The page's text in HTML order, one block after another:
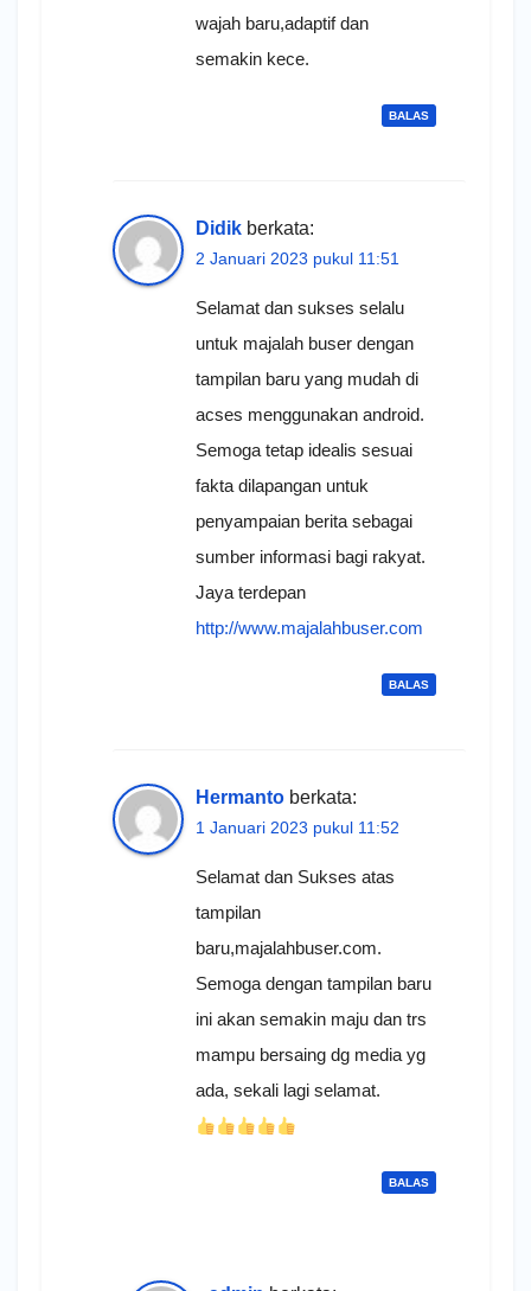
wajah baru,adaptif dan
semakin kece.
BALAS
Didik berkata:
2 Januari 2023 pukul 11:51
Selamat dan sukses selalu
untuk majalah buser dengan
tampilan baru yang mudah di
acses menggunakan android.
Semoga tetap idealis sesuai
fakta dilapangan untuk
penyampaian berita sebagai
sumber informasi bagi rakyat.
Jaya terdepan
http://www.majalahbuser.com
BALAS
Hermanto berkata:
1 Januari 2023 pukul 11:52
Selamat dan Sukses atas
tampilan
baru,majalahbuser.com.
Semoga dengan tampilan baru
ini akan semakin maju dan trs
mampu bersaing dg media yg
ada, sekali lagi selamat.
BALAS